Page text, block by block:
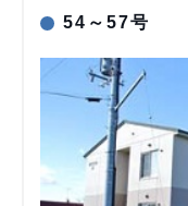
54～57号